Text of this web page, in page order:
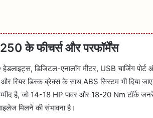
के फीचर्स और परफॉर्मेंस
डिजिटल-एनालॉग मीटर, USB चार्जिंग पोर्ट
डिस्क ब्रेक्स के साथ ABS सिस्टम भी दिया
है, जो 14-18 HP पावर और 18-20 Nm टॉर्क
मिलने की संभावना है।